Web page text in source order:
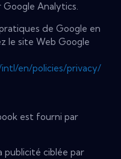
Google Analytics.
de Google en
le site Web Google
en/policies/privacy/
est fourni par
publicité ciblée par